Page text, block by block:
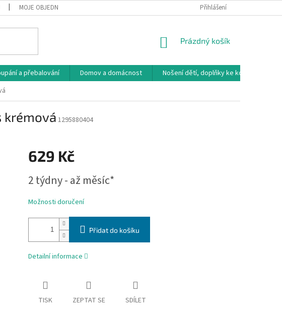
MOJE OBJEDNÁVKA DOPRAVA, PLATBY A
Přihlášení
NÁKUPNÍ
Prázdný košík
a přebalování Domov a domácnost
Nošení dětí, doplňky ke kočárkům
krémová 1295880404
629 Kč
cena:
2 týdny - až měsíc*
Možnosti doručení
Přidat do košíku
Detailní informace
TISK ZEPTAT SE SDÍLET